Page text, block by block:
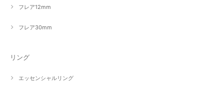
フレア12mm
フレア30mm
リング
エッセンシャルリング